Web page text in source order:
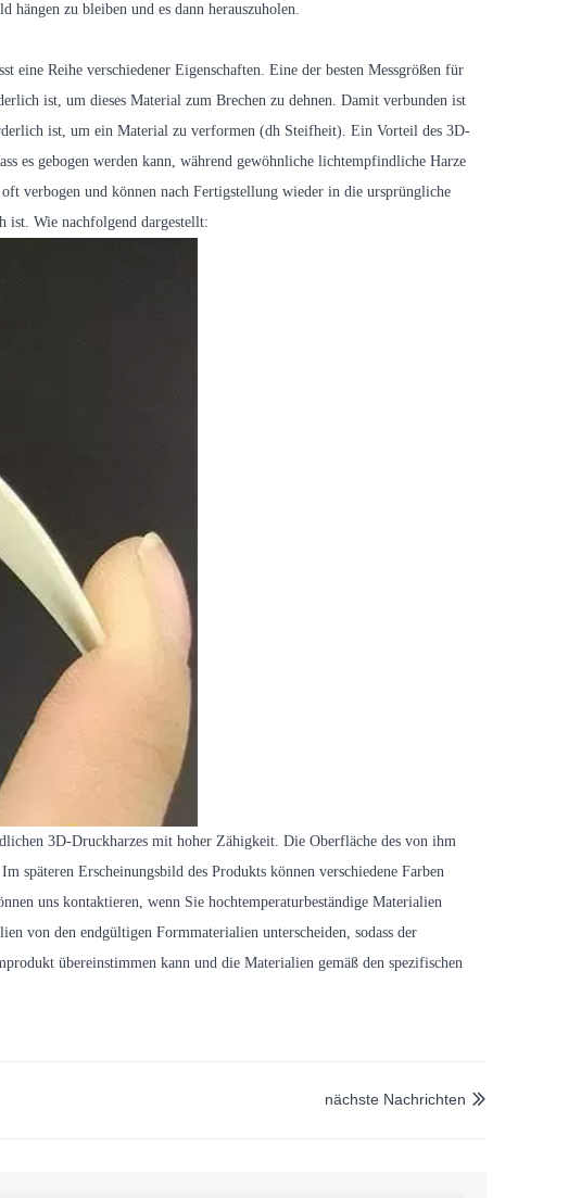
zu bleiben und es dann herauszuholen.
eine Reihe verschiedener Eigenschaften. Eine der besten Messgrößen für
ist, um dieses Material zum Brechen zu dehnen. Damit verbunden ist
ist, um ein Material zu verformen (dh Steifheit). Ein Vorteil des 3D-
es gebogen werden kann, während gewöhnliche lichtempfindliche Harze
verbogen und können nach Fertigstellung wieder in die ursprüngliche
ist. Wie nachfolgend dargestellt:
3D-Druckharzes mit hoher Zähigkeit. Die Oberfläche des von ihm
späteren Erscheinungsbild des Produkts können verschiedene Farben
uns kontaktieren, wenn Sie hochtemperaturbeständige Materialien
von den endgültigen Formmaterialien unterscheiden, sodass der
übereinstimmen kann und die Materialien gemäß den spezifischen

nächste Nachrichten